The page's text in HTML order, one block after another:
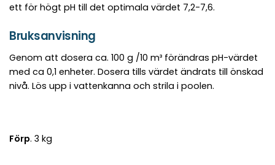
ett för högt pH till det optimala värdet 7,2-7,6.
Bruksanvisning
Genom att dosera ca. 100 g /10 m³ förändras pH-värdet
med ca 0,1 enheter. Dosera tills värdet ändrats till önskad
nivå. Lös upp i vattenkanna och strila i poolen.
Förp. 3 kg